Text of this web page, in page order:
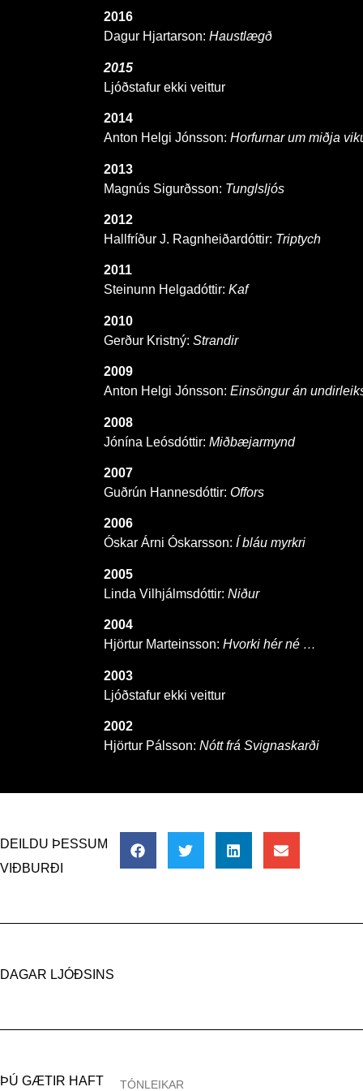
2016
Dagur Hjartarson: Haustlægð
2015
Ljóðstafur ekki veittur
2014
Anton Helgi Jónsson: Horfurnar um miðja
2013
Magnús Sigurðsson: Tunglsljós
2012
Hallfríður J. Ragnheiðardóttir: Triptych
2011
Steinunn Helgadóttir: Kaf
2010
Gerður Kristný: Strandir
2009
Anton Helgi Jónsson: Einsöngur án
2008
Jónína Leósdóttir: Miðbæjarmynd
2007
Guðrún Hannesdóttir: Offors
2006
Óskar Árni Óskarsson: Í bláu myrkri
2005
Linda Vilhjálmsdóttir: Niður
2004
Hjörtur Marteinsson: Hvorki hér né …
2003
Ljóðstafur ekki veittur
2002
Hjörtur Pálsson: Nótt frá Svignaskarði
DEILDU ÞESSUM
VIÐBURÐI
DAGAR LJÓÐSINS
ÞÚ GÆTIR HAFT TÓNLEIKAR